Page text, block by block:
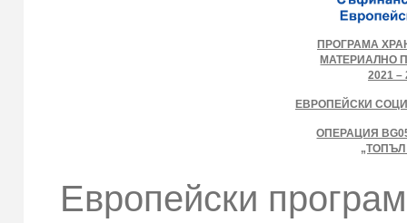
ПРОГРАМА
МАТЕРИАЛНО
2021 –
ЕВРОПЕЙСКИ
ОПЕРАЦИЯ
Европейски